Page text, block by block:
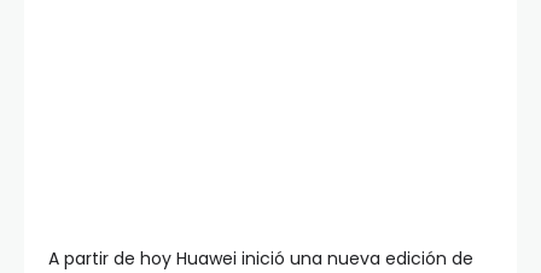
A partir de hoy Huawei inició una nueva edición de